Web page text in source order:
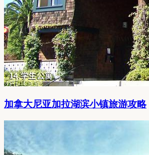
加拿大尼亚加拉湖滨小镇旅游攻略